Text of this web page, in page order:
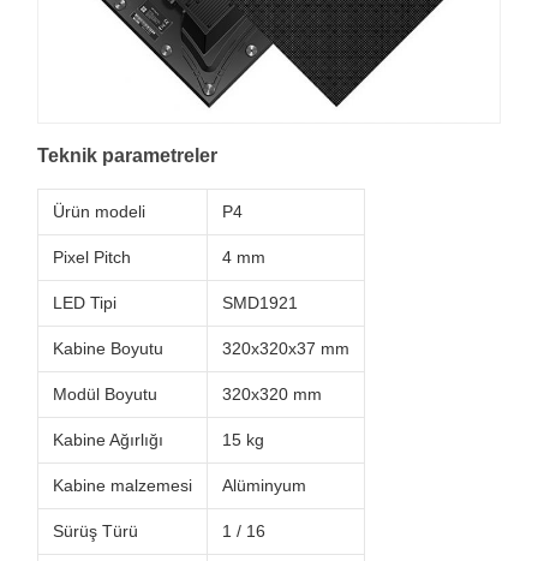
Teknik parametreler
Ürün modeli P4
Pixel Pitch 4 mm
LED Tipi SMD1921
Kabine Boyutu 320x320x37 mm
Modül Boyutu 320x320 mm
Kabine Ağırlığı 15 kg
Kabine malzemesi Alüminyum
Sürüş Türü 1 / 16